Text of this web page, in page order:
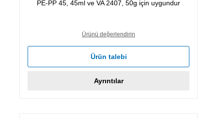
PE-PP 45, 45ml ve VA 2407, 50g için uygundur
Ürünü değerlendirin
Ürün talebi
Ayrıntılar